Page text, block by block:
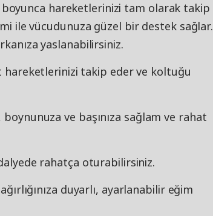
boyunca hareketlerinizi tam olarak takip
ile vücudunuza güzel bir destek sağlar.
yaslanabilirsiniz.
hareketlerinizi takip eder ve koltuğu
boynunuza ve başınıza sağlam ve rahat
rahatça oturabilirsiniz.
duyarlı, ayarlanabilir eğim